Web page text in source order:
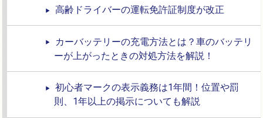
高齢ドライバーの運転免許証制度が改正
カーバッテリーの充電方法とは？車のバッテリ
ーが上がったときの対処方法を解説！
初心者マークの表示義務は1年間！位置や罰
則、1年以上の掲示についても解説